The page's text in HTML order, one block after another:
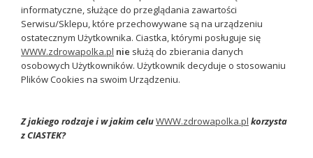
informatyczne, służące do przeglądania zawartości
Serwisu/Sklepu, które przechowywane są na urządzeniu
ostatecznym Użytkownika. Ciastka, którymi posługuje się
WWW.zdrowapolka.pl nie służą do zbierania danych
osobowych Użytkowników. Użytkownik decyduje o stosowaniu
Plików Cookies na swoim Urządzeniu.
Z jakiego rodzaje i w jakim celuWWW.zdrowapolka.pl korzysta
z CIASTEK?